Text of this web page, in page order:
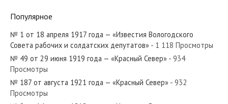
№ 300 от декабря 1967 года — «Красный Север»
№ 218 от сентября 1923 года — «Красный Север»
Популярное
№ 1 от 18 апреля 1917 года — «Известия Вологодского
Совета рабочих и солдатских депутатов» - 1 118 Просмотры
№ 49 от 29 июня 1919 года — «Красный Север» - 934
Просмотры
№ 187 от августа 1921 года — «Красный Север» - 932
Просмотры